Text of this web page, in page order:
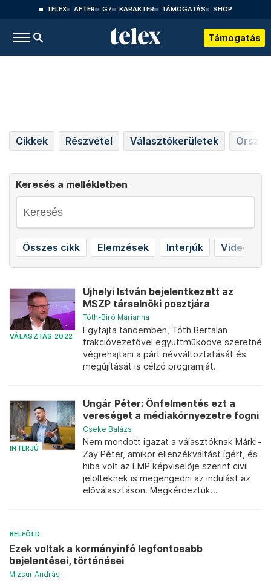
TELEX AFTER G7 KARAKTER TÁMOGATÁS SHOP
Támogatás
Cikkek Részvétel Választókerületek
Keresés a mellékletben
Összes cikk Elemzések Interjúk Videók
VÁLASZTÁS 2022
Ujhelyi István bejelentkezett az
MSZP társelnöki posztjára
Tóth-Biró Marianna
Egyfajta tandemben, Tóth Bertalan
frakcióvezetővel együttműködve szeretné
végrehajtani a párt névváltoztatását és
megújítását is célzó programját.
INTERJÚ
Ungár Péter: Önfelmentés ezt a
vereséget a médiakörnyezetre fogni
Cseke Balázs
Nem mondott igazat a választóknak Márki-
Zay Péter, amikor ellenzékváltást ígért, és
hiba volt az LMP képviselője szerint civil
jelölteknek is megengedni az indulást az
előválasztáson. Megkérdeztük...
BELFÖLD
Ezek voltak a kormányinfó legfontosabb
bejelentései, történései
Mizsur András